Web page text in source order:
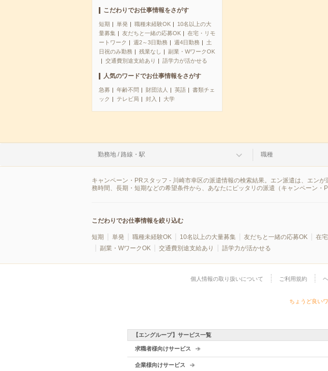
こだわりでお仕事情報をさがす
短期 単発 職種未経験OK
10名以上の大
量募集
友だちと一緒の応募OK
在宅・リモ
ートワーク
週2～3日勤務 週4日勤務
土
日祝のみ勤務
残業なし
副業・WワークOK
交通費別途支給あり
語学力が活かせる
人気のワードでお仕事情報をさがす
急募 年齢不問 財団法人 英語
書類チェ
ック
テレビ局 封入 大学
勤務地 / 路線・駅 職種
キャンペーン・PRスタッフ - 川崎市幸区の派遣情報の検索結果。エン派遣は、エン
務時間、長期・短期などの希望条件から、あなたにピッタリの派遣（キャンペーン・
こだわりでお仕事情報を絞り込む
短期 単発 職種未経験OK 10名以上の大量募集 友だちと一緒の応募OK 在
副業・WワークOK
交通費別途支給あり 語学力が活かせる
個人情報の取り扱いについて ご利用規約
ちょうど良い
【エングループ】サービス一覧
求職者様向けサービス
企業様向けサービス